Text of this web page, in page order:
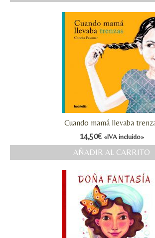
Cuando mamá llevaba
14,50€ «IVA incluido»
AÑADIR AL CARRITO